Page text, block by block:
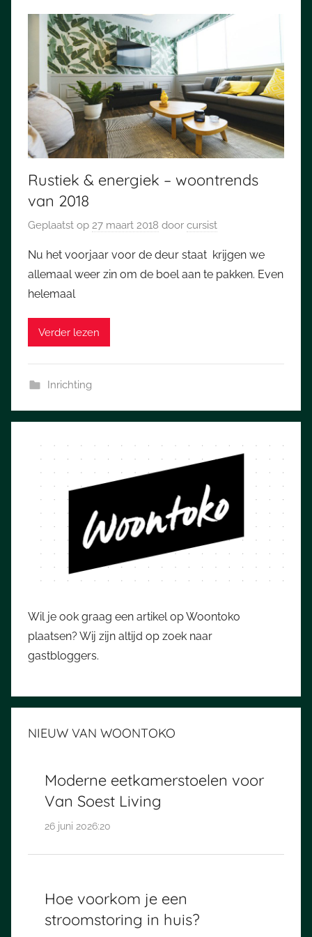
Rustiek & energiek – woontrends
van 2018
Geplaatst op 27 maart 2018 door cursist
Nu het voorjaar voor de deur staat krijgen we
allemaal weer zin om de boel aan te pakken. Even
helemaal
Verder lezen
Inrichting
Wil je ook graag een artikel op Woontoko
plaatsen? Wij zijn altijd op zoek naar
gastbloggers.
NIEUW VAN WOONTOKO
Moderne eetkamerstoelen voor
Van Soest Living
26 juni 2026:20
Hoe voorkom je een
stroomstoring in huis?